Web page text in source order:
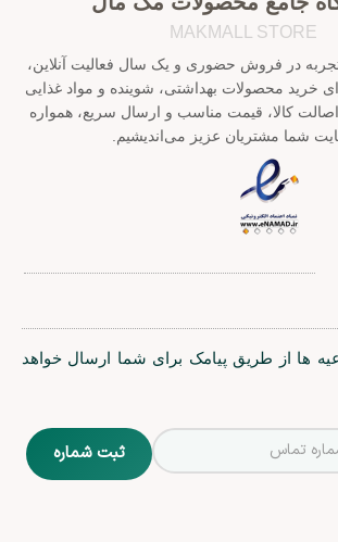
MAKMALL STORE
۱۵ سال تجربه در فروش حضوری و یک سال فعالیت آنلاین،
خرید محصولات بهداشتی، شوینده و مواد غذایی
کالا، قیمت مناسب و ارسال سریع، همواره
شما مشتریان عزیز می‌اندیشیم.
ها از طریق پیامک برای شما ارسال خواهد